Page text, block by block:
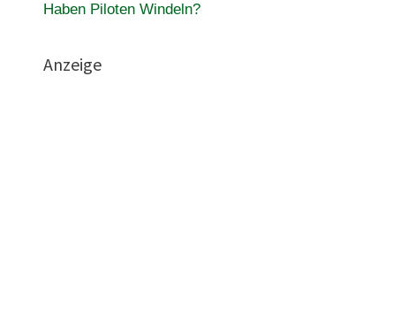
Haben Piloten Windeln?
Anzeige